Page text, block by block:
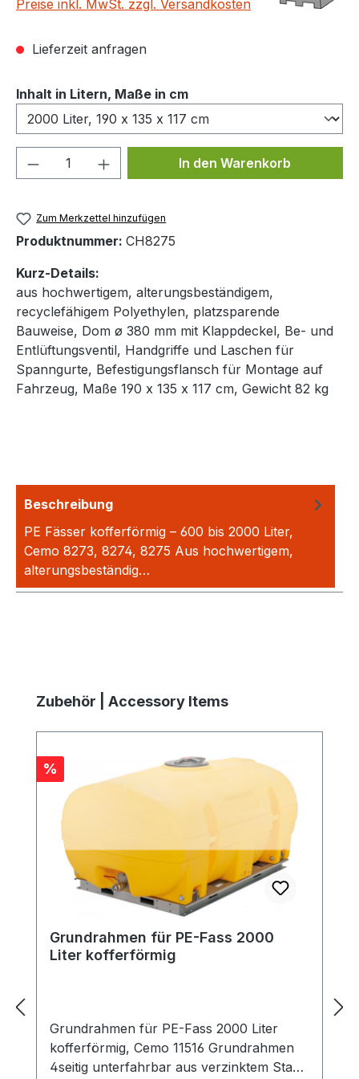
Preise inkl. MwSt. zzgl. Versandkosten
Lieferzeit anfragen
Inhalt in Litern, Maße in cmauswählen
Produkt Anzahl: Gib denIn den Warenkorb
Zum Merkzettel hinzufügen
Produktnummer: CH8275
Kurz-Details:
aus hochwertigem, alterungsbeständigem,
recyclefähigem Polyethylen, platzsparende
Bauweise, Dom ø 380 mm mit Klappdeckel, Be- und
Entlüftungsventil, Handgriffe und Laschen für
Spanngurte, Befestigungsflansch für Montage auf
Fahrzeug, Maße 190 x 135 x 117 cm, Gewicht 82 kg
Beschreibung
PE Fässer kofferförmig – 600 bis 2000 Liter,
Cemo 8273, 8274, 8275 Aus hochwertigem,
alterungsbeständig…
Produktgalerie überspringen
Zubehör | Accessory Items
Rabatt
%
Grundrahmen für PE-Fass 2000
Liter kofferförmig
Grundrahmen für PE-Fass 2000 Liter
kofferförmig, Cemo 11516 Grundrahmen
4seitig unterfahrbar aus verzinktem Stahl